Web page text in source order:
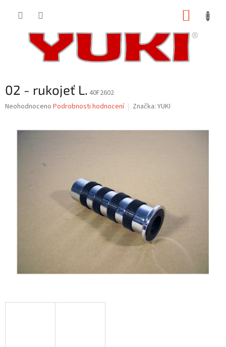
02 - rukojeť L. 40F2602
Průměrné
Neohodnoceno Podrobnosti hodnocení Značka: YUKI